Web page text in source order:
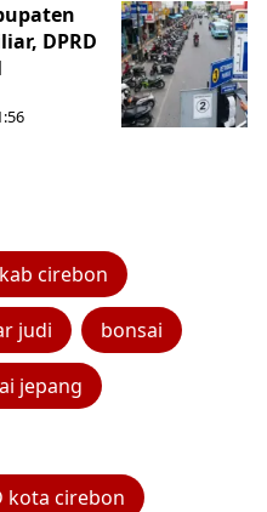
DPRD
cirebon
judi bonsai
jepang
kota cirebon